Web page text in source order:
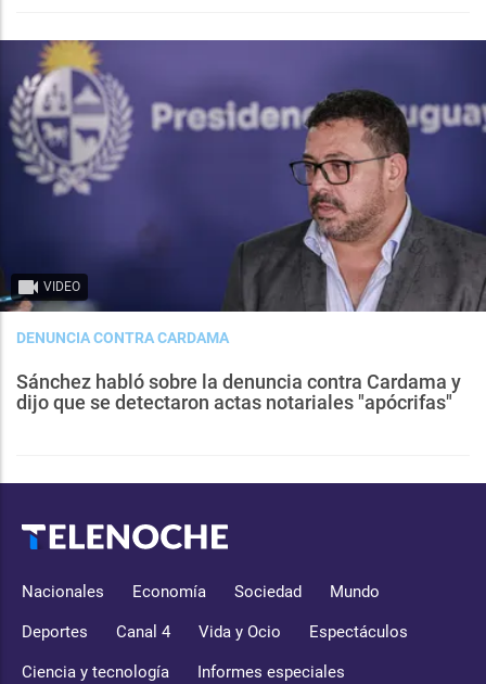
VIDEO
DENUNCIA CONTRA CARDAMA
Sánchez habló sobre la denuncia contra Cardama y
dijo que se detectaron actas notariales "apócrifas"
Nacionales Economía Sociedad Mundo
Deportes Canal 4 Vida y Ocio Espectáculos
Ciencia y tecnología Informes especiales